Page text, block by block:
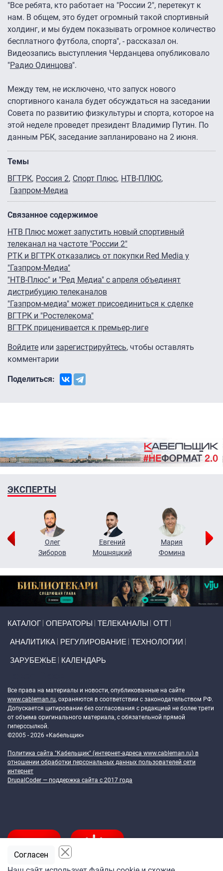
"Все ребята, кто работает на "России 2", перетекут к
нам. В общем, это будет огромный такой спортивный
холдинг, и мы будем показывать огромное количество
бесплатного футбола, спорта", - рассказал он.
Видеозапись выступления Черданцева опубликовало
"Радио Одинцова".
Между тем, не исключено, что запуск нового
спортивного канала будет обсуждаться на заседании
Совета по развитию физкультуры и спорта, которое на
этой неделе проведет президент Владимир Путин. По
данным РБК, заседание запланировано на 2 июня.
Темы
ВГТРК Россия 2 Спорт Плюс НТВ-ПЛЮС
Газпром-Медиа
Связанное содержимое
НТВ Плюс может запустить новый спортивный
телеканал на частоте "России 2"
РТК и ВГТРК отказались от покупки Red Media у
"Газпром-Медиа"
"НТВ-Плюс" и "Ред Медиа" с апреля объединят
дистрибуцию телеканалов
"Газпром-медиа" может присоединиться к сделке
ВГТРК и "Ростелекома"
ВГТРК приценивается к премьер-лиге
Войдите или зарегистрируйтесь, чтобы оставлять
комментарии
Поделиться:
ЭКСПЕРТЫ
Олег
Зиборов
Евгений
Мошняцкий
Мария
Фомина
КАТАЛОГ ОПЕРАТОРЫ ТЕЛЕКАНАЛЫ ОТТ
АНАЛИТИКА РЕГУЛИРОВАНИЕ ТЕХНОЛОГИИ
ЗАРУБЕЖЬЕ КАЛЕНДАРЬ
Все права на материалы и новости, опубликованные на сайте
www.cableman.ru, охраняются в соответствии с законодательством РФ.
Допускается цитирование без согласования с редакцией не более трети
от объема оригинального материала, с обязательной прямой
гиперссылкой.
©2005 - 2026 «Кабельщик»
Политика сайта "Кабельщик" (интернет-адреса www.cableman.ru) в
отношении обработки персональных данных пользователей сети
интернет
DrupalCoder — поддержка сайта c 2017 года
Согласен